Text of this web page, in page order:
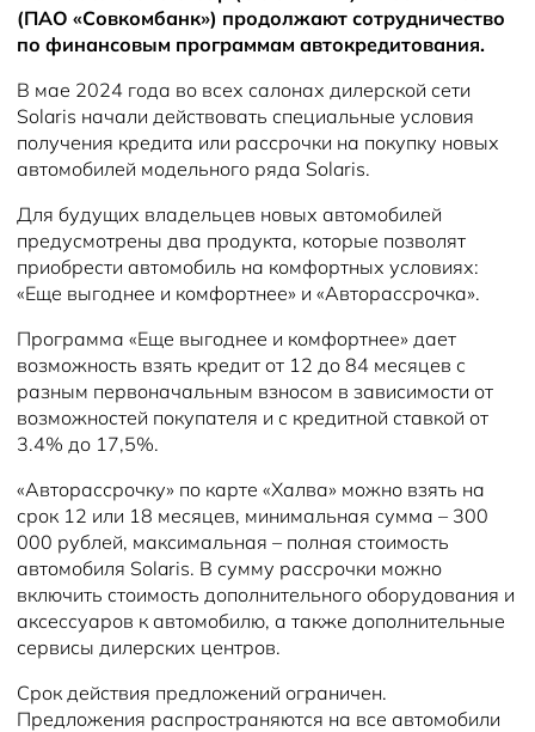
(ПАО «Совкомбанк») продолжают сотрудничество
по финансовым программам автокредитования.
В мае 2024 года во всех салонах дилерской сети
Solaris начали действовать специальные условия
получения кредита или рассрочки на покупку новых
автомобилей модельного ряда Solaris.
Для будущих владельцев новых автомобилей
предусмотрены два продукта, которые позволят
приобрести автомобиль на комфортных условиях:
«Еще выгоднее и комфортнее» и «Авторассрочка».
Программа «Еще выгоднее и комфортнее» дает
возможность взять кредит от 12 до 84 месяцев с
разным первоначальным взносом в зависимости от
возможностей покупателя и с кредитной ставкой от
3.4% до 17,5%.
«Авторассрочку» по карте «Халва» можно взять на
срок 12 или 18 месяцев, минимальная сумма – 300
000 рублей, максимальная – полная стоимость
автомобиля Solaris. В сумму рассрочки можно
включить стоимость дополнительного оборудования и
аксессуаров к автомобилю, а также дополнительные
сервисы дилерских центров.
Срок действия предложений ограничен.
Предложения распространяются на все автомобили